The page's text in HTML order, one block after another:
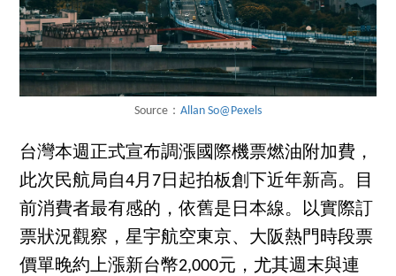
Source： Allan So@Pexels
台灣本週正式宣布調漲國際機票燃油附加費，
此次民航局自4月7日起拍板創下近年新高。目
前消費者最有感的，依舊是日本線。以實際訂
票狀況觀察，星宇航空東京、大阪熱門時段票
價單晚約上漲新台幣2,000元，尤其週末與連